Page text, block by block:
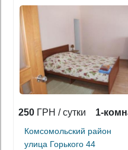
250 ГРН / сутки 1-
Комсомольский район
улица Горького 44